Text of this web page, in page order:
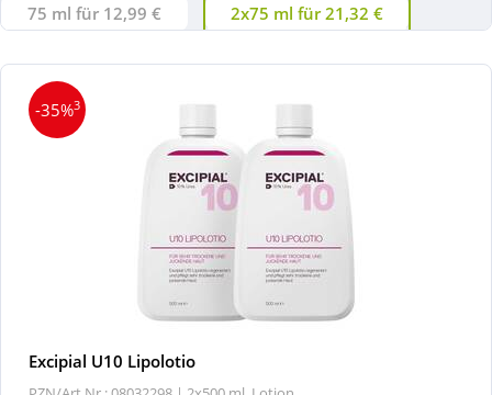
75 ml für 12,99 € 2x75 ml für 21,32 €
-35%3
Excipial U10 Lipolotio